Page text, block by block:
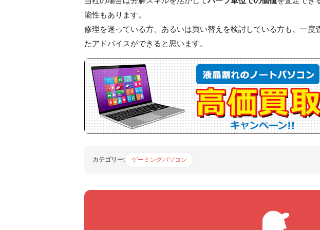
能性もあります。
修理を迷っている方、あるいは買い替えを検討している方も、一
たアドバイスができると思います。
カテゴリー: ゲーミングパソコン